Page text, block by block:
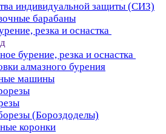
индивидуальной защиты (СИЗ)
барабаны
резка и оснастка
бурение, резка и оснастка
алмазного бурения
машины
(Бороздоделы)
коронки